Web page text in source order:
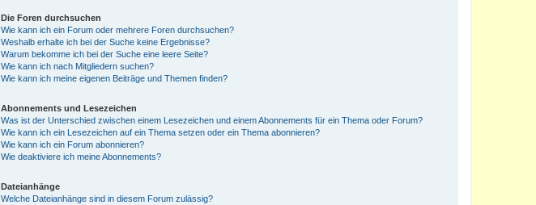
Die Foren durchsuchen
Wie kann ich ein Forum oder mehrere Foren durchsuchen?
Weshalb erhalte ich bei der Suche keine Ergebnisse?
Warum bekomme ich bei der Suche eine leere Seite?
Wie kann ich nach Mitgliedern suchen?
Wie kann ich meine eigenen Beiträge und Themen finden?
Abonnements und Lesezeichen
Was ist der Unterschied zwischen einem Lesezeichen und einem Abonnements für ein Thema oder Forum?
Wie kann ich ein Lesezeichen auf ein Thema setzen oder ein Thema abonnieren?
Wie kann ich ein Forum abonnieren?
Wie deaktiviere ich meine Abonnements?
Dateianhänge
Welche Dateianhänge sind in diesem Forum zulässig?